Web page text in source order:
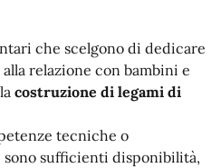
che scelgono di dedicare
relazione con bambini e
costruzione di legami di
tecniche o
sufficienti disponibilità,